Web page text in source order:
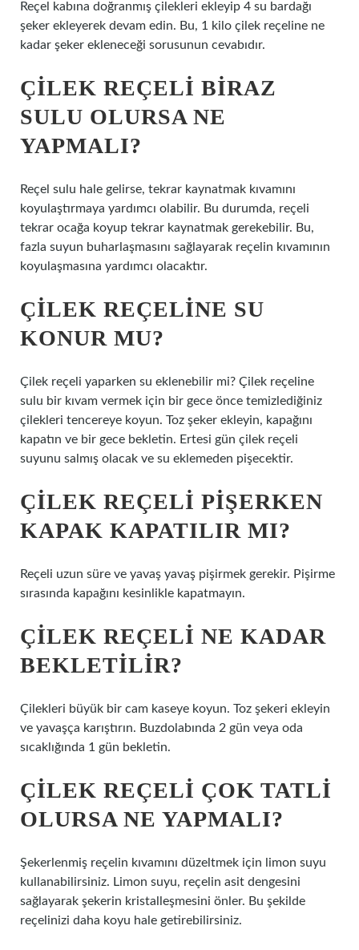
Reçel kabına doğranmış çilekleri ekleyip 4 su bardağı
şeker ekleyerek devam edin. Bu, 1 kilo çilek reçeline ne
kadar şeker ekleneceği sorusunun cevabıdır.
ÇILEK REÇELI BIRAZ
SULU OLURSA NE
YAPMALI?
Reçel sulu hale gelirse, tekrar kaynatmak kıvamını
koyulaştırmaya yardımcı olabilir. Bu durumda, reçeli
tekrar ocağa koyup tekrar kaynatmak gerekebilir. Bu,
fazla suyun buharlaşmasını sağlayarak reçelin kıvamının
koyulaşmasına yardımcı olacaktır.
ÇILEK REÇELINE SU
KONUR MU?
Çilek reçeli yaparken su eklenebilir mi? Çilek reçeline
sulu bir kıvam vermek için bir gece önce temizlediğiniz
çilekleri tencereye koyun. Toz şeker ekleyin, kapağını
kapatın ve bir gece bekletin. Ertesi gün çilek reçeli
suyunu salmış olacak ve su eklemeden pişecektir.
ÇILEK REÇELI PIŞERKEN
KAPAK KAPATILIR MI?
Reçeli uzun süre ve yavaş yavaş pişirmek gerekir. Pişirme
sırasında kapağını kesinlikle kapatmayın.
ÇILEK REÇELI NE KADAR
BEKLETILIR?
Çilekleri büyük bir cam kaseye koyun. Toz şekeri ekleyin
ve yavaşça karıştırın. Buzdolabında 2 gün veya oda
sıcaklığında 1 gün bekletin.
ÇILEK REÇELI ÇOK TATLI
OLURSA NE YAPMALI?
Şekerlenmiş reçelin kıvamını düzeltmek için limon suyu
kullanabilirsiniz. Limon suyu, reçelin asit dengesini
sağlayarak şekerin kristalleşmesini önler. Bu şekilde
reçelinizi daha koyu hale getirebilirsiniz.